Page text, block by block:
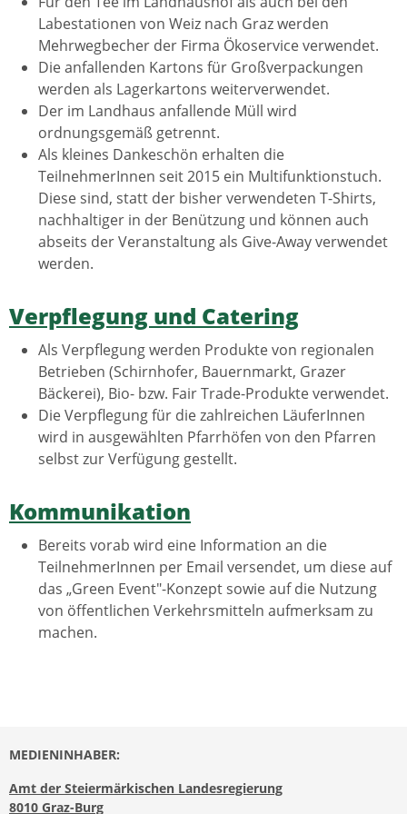
Labestationen von Weiz nach Graz werden
Mehrwegbecher der Firma Ökoservice verwendet.
Die anfallenden Kartons für Großverpackungen
werden als Lagerkartons weiterverwendet.
Der im Landhaus anfallende Müll wird
ordnungsgemäß getrennt.
Als kleines Dankeschön erhalten die
TeilnehmerInnen seit 2015 ein Multifunktionstuch.
Diese sind, statt der bisher verwendeten T-Shirts,
nachhaltiger in der Benützung und können auch
abseits der Veranstaltung als Give-Away verwendet
werden.
Verpflegung und Catering
Als Verpflegung werden Produkte von regionalen
Betrieben (Schirnhofer, Bauernmarkt, Grazer
Bäckerei), Bio- bzw. Fair Trade-Produkte verwendet.
Die Verpflegung für die zahlreichen LäuferInnen
wird in ausgewählten Pfarrhöfen von den Pfarren
selbst zur Verfügung gestellt.
Kommunikation
Bereits vorab wird eine Information an die
TeilnehmerInnen per Email versendet, um diese auf
das „Green Event"-Konzept sowie auf die Nutzung
von öffentlichen Verkehrsmitteln aufmerksam zu
machen.
MEDIENINHABER:
Amt der Steiermärkischen Landesregierung
8010 Graz-Burg